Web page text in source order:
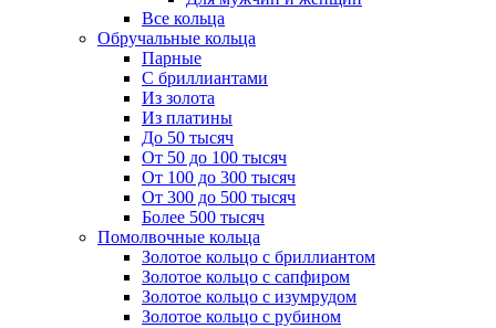
Все кольца
Обручальные кольца
Парные
С бриллиантами
Из золота
Из платины
До 50 тысяч
От 50 до 100 тысяч
От 100 до 300 тысяч
От 300 до 500 тысяч
Более 500 тысяч
Помолвочные кольца
Золотое кольцо с бриллиантом
Золотое кольцо с сапфиром
Золотое кольцо с изумрудом
Золотое кольцо с рубином